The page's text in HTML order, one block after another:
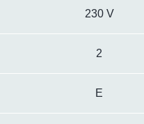
230 V
2
E